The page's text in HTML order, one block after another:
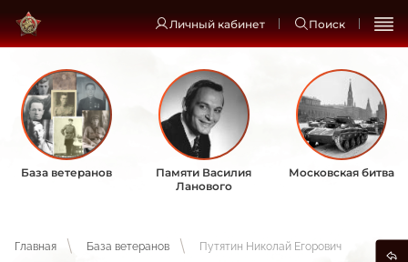
Личный кабинет Поиск
База ветеранов
Памяти Василия
Ланового
Московская битва
Главная База ветеранов Путятин Николай Егорович